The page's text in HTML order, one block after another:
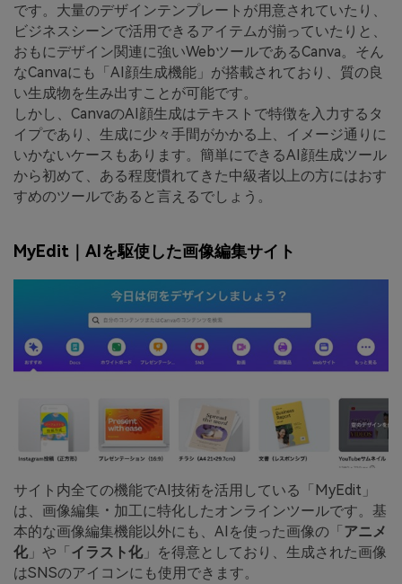
です。大量のデザインテンプレートが用意されていたり、
ビジネスシーンで活用できるアイテムが揃っていたりと、
おもにデザイン関連に強いWebツールであるCanva。そん
なCanvaにも「AI顔生成機能」が搭載されており、質の良
い生成物を生み出すことが可能です。
しかし、CanvaのAI顔生成はテキストで特徴を入力するタ
イプであり、生成に少々手間がかかる上、イメージ通りに
いかないケースもあります。簡単にできるAI顔生成ツール
から初めて、ある程度慣れてきた中級者以上の方にはおす
すめのツールであると言えるでしょう。
MyEdit｜AIを駆使した画像編集サイト
サイト内全ての機能でAI技術を活用している「MyEdit」
は、画像編集・加工に特化したオンラインツールです。基
本的な画像編集機能以外にも、AIを使った画像の「 アニメ
化」や「 イラスト化」を得意としており、生成された画像
はSNSのアイコンにも使用できます。